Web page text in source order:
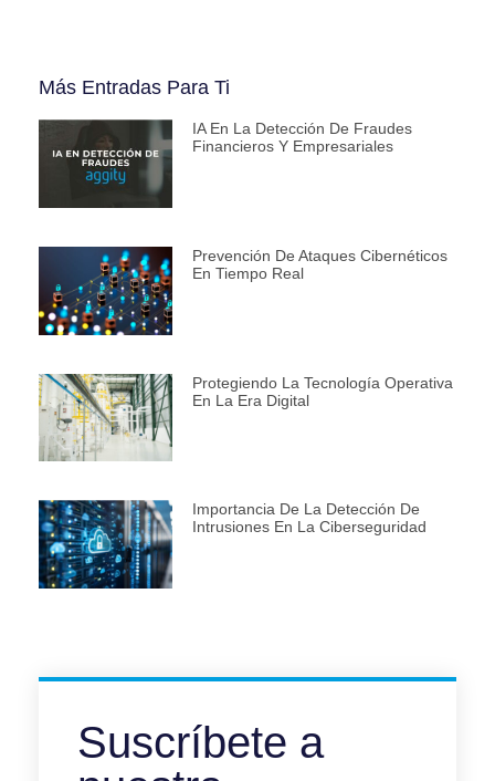
Más Entradas Para Ti
IA En La Detección De Fraudes
Financieros Y Empresariales
Prevención De Ataques Cibernéticos
En Tiempo Real
Protegiendo La Tecnología Operativa
En La Era Digital
Importancia De La Detección De
Intrusiones En La Ciberseguridad
Suscríbete a